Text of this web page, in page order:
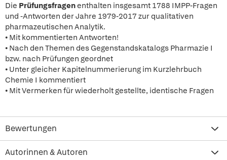
Die Prüfungsfragenenthalten insgesamt 1788 IMPP-Fragen
und -Antworten der Jahre 1979-2017 zur qualitativen
pharmazeutischen Analytik.
• Mit kommentierten Antworten!
• Nach den Themen des Gegenstandskatalogs Pharmazie I
bzw. nach Prüfungen geordnet
• Unter gleicher Kapitelnummerierung im Kurzlehrbuch
Chemie I kommentiert
• Mit Vermerken für wiederholt gestellte, identische Fragen
Bewertungen
Autorinnen & Autoren